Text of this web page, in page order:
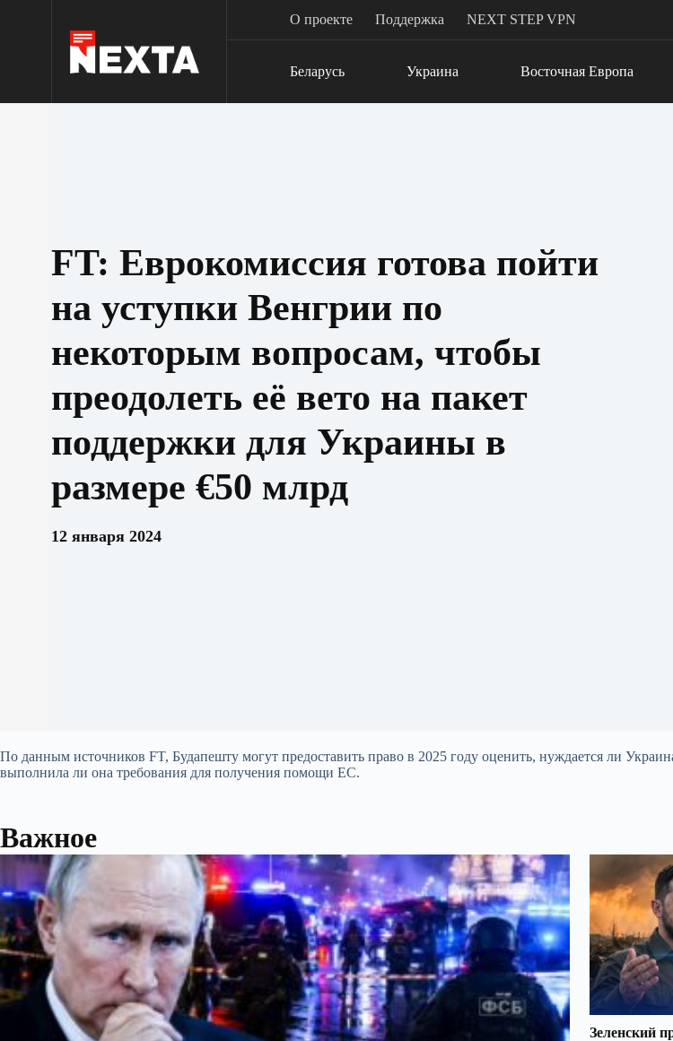
О проекте Поддержка NEXT STEP VPN
Беларусь Украина Восточная Европа
FT: Еврокомиссия готова пойти
на уступки Венгрии по
некоторым вопросам, чтобы
преодолеть её вето на пакет
поддержки для Украины в
размере €50 млрд
12 января 2024
По данным источников FT, Будапешту могут предоставить право в 2025 году оценить, нуждается ли
выполнила ли она требования для получения помощи ЕС.
Важное
Зеленский